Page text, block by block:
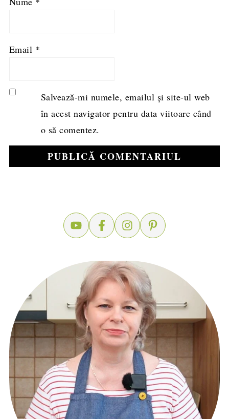
Email *
Salvează-mi numele, emailul și site-ul web
în acest navigator pentru data viitoare când
o să comentez.